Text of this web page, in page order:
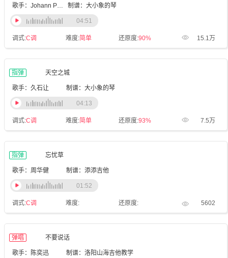
歌手：Johann Pachelbel 制谱：大小象的琴
调式:C调 难度:简单 还原度:90% 15.1万
04:51
指弹 天空之城
歌手：久石让 制谱：大小象的琴
调式:C调 难度:简单 还原度:93% 7.5万
04:13
指弹 忘忧草
歌手：周华健 制谱：添添吉他
调式:C调 难度: 还原度: 5602
01:52
弹唱 不要说话
歌手：陈奕迅 制谱：洛阳山海吉他教学